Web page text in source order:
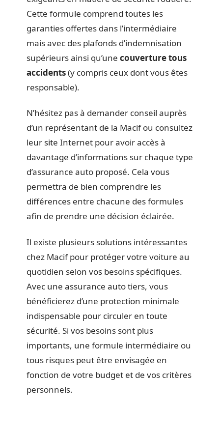
Cette formule comprend toutes les
garanties offertes dans l’intermédiaire
mais avec des plafonds d’indemnisation
supérieurs ainsi qu’une couverture tous
accidents(y compris ceux dont vous êtes
responsable).
N’hésitez pas à demander conseil auprès
d’un représentant de la Macif ou consultez
leur site Internet pour avoir accès à
davantage d’informations sur chaque type
d’assurance auto proposé. Cela vous
permettra de bien comprendre les
différences entre chacune des formules
afin de prendre une décision éclairée.
Il existe plusieurs solutions intéressantes
chez Macif pour protéger votre voiture au
quotidien selon vos besoins spécifiques.
Avec une assurance auto tiers, vous
bénéficierez d’une protection minimale
indispensable pour circuler en toute
sécurité. Si vos besoins sont plus
importants, une formule intermédiaire ou
tous risques peut être envisagée en
fonction de votre budget et de vos critères
personnels.